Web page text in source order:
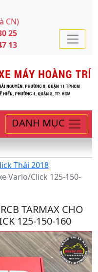
CN)
25
13
DANH MỤC
Thái 2018
Vario/Click 125-150-
TARMAX CHO
125-150-160